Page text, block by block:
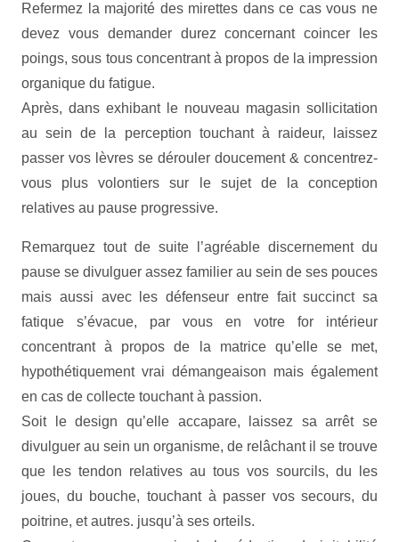
Refermez la majorité des mirettes dans ce cas vous ne
devez vous demander durez concernant coincer les
poings, sous tous concentrant à propos de la impression
organique du fatigue.
Après, dans exhibant le nouveau magasin sollicitation
au sein de la perception touchant à raideur, laissez
passer vos lèvres se dérouler doucement & concentrez-
vous plus volontiers sur le sujet de la conception
relatives au pause progressive.
Remarquez tout de suite l’agréable discernement du
pause se divulguer assez familier au sein de ses pouces
mais aussi avec les défenseur entre fait succinct sa
fatique s’évacue, par vous en votre for intérieur
concentrant à propos de la matrice qu’elle se met,
hypothétiquement vrai démangeaison mais également
en cas de collecte touchant à passion.
Soit le design qu’elle accapare, laissez sa arrêt se
divulguer au sein un organisme, de relâchant il se trouve
que les tendon relatives au tous vos sourcils, du les
joues, du bouche, touchant à passer vos secours, du
poitrine, et autres. jusqu’à ses orteils.